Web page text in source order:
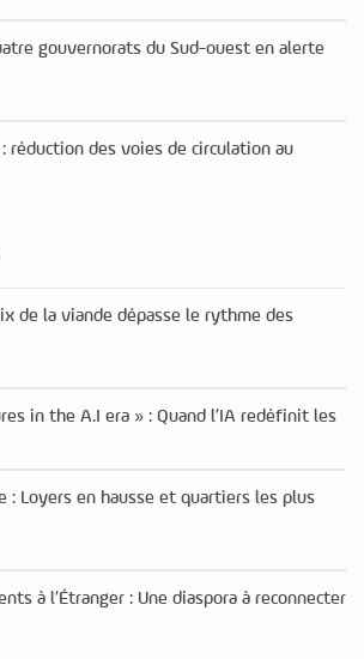
gouvernorats du Sud-ouest en alerte
réduction des voies de circulation au
de la viande dépasse le rythme des
in the A.I era » : Quand l’IA redéfinit les
: Loyers en hausse et quartiers les plus
à l’Étranger : Une diaspora à reconnecter